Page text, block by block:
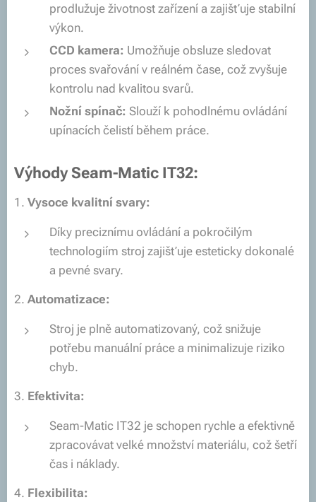
prodlužuje životnost zařízení a zajišťuje stabilní
výkon.
CCD kamera: Umožňuje obsluze sledovat
proces svařování v reálném čase, což zvyšuje
kontrolu nad kvalitou svarů.
Nožní spínač: Slouží k pohodlnému ovládání
upínacích čelistí během práce.
Výhody Seam-Matic IT32:
1. Vysoce kvalitní svary:
Díky preciznímu ovládání a pokročilým
technologiím stroj zajišťuje esteticky dokonalé
a pevné svary.
2. Automatizace:
Stroj je plně automatizovaný, což snižuje
potřebu manuální práce a minimalizuje riziko
chyb.
3. Efektivita:
Seam-Matic IT32 je schopen rychle a efektivně
zpracovávat velké množství materiálu, což šetří
čas i náklady.
4. Flexibilita: